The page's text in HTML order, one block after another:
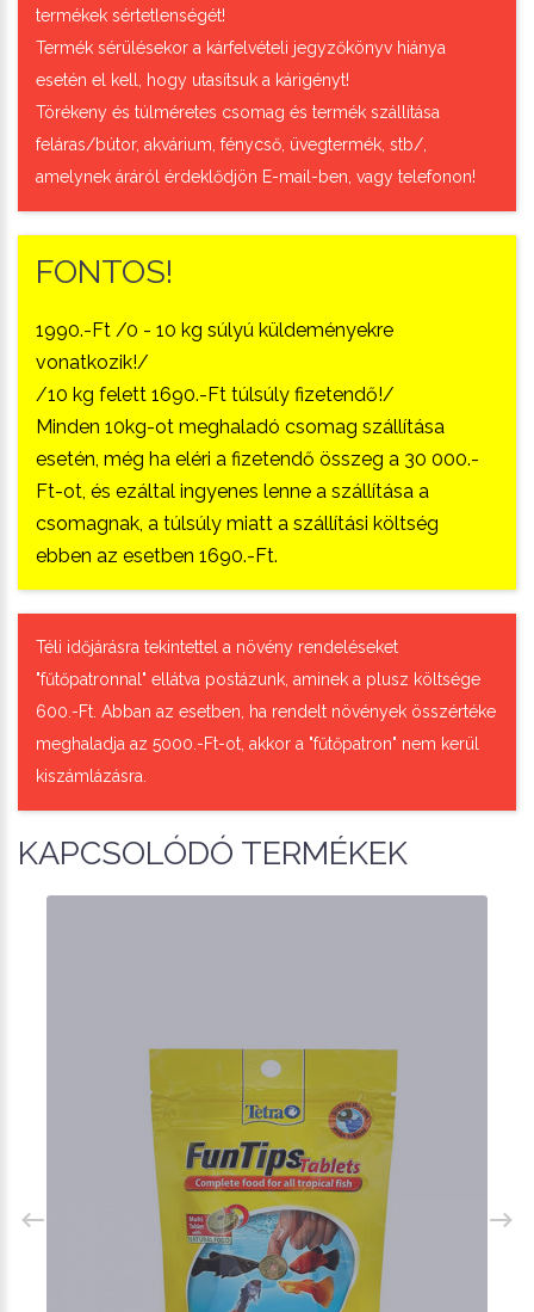
termékek sértetlenségét!
Termék sérülésekor a kárfelvételi jegyzőkönyv hiánya
esetén el kell, hogy utasítsuk a kárigényt!
Törékeny és túlméretes csomag és termék szállítása
feláras/bútor, akvárium, fénycső, üvegtermék, stb/,
amelynek áráról érdeklődjön E-mail-ben, vagy telefonon!
FONTOS!
1990.-Ft /0 - 10 kg súlyú küldeményekre
vonatkozik!/
/10 kg felett 1690.-Ft túlsúly fizetendő!/
Minden 10kg-ot meghaladó csomag szállítása
esetén, még ha eléri a fizetendő összeg a 30 000.-
Ft-ot, és ezáltal ingyenes lenne a szállítása a
csomagnak, a túlsúly miatt a szállítási költség
ebben az esetben 1690.-Ft.
Téli időjárásra tekintettel a növény rendeléseket
"fűtőpatronnal" ellátva postázunk, aminek a plusz költsége
600.-Ft. Abban az esetben, ha rendelt növények összértéke
meghaladja az 5000.-Ft-ot, akkor a "fűtőpatron" nem kerül
kiszámlázásra.
KAPCSOLÓDÓ TERMÉKEK